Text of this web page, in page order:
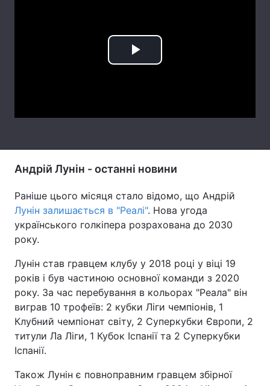
Play
Андрій Лунін - останні новини
Раніше цього місяця стало відомо, що Андрій
Лунін залишається в "Реалі". Нова угода
українського голкіпера розрахована до 2030
року.
Лунін став гравцем клубу у 2018 році у віці 19
років і був частиною основної команди з 2020
року. За час перебування в кольорах "Реала" він
виграв 10 трофеїв: 2 кубки Ліги чемпіонів, 1
Клубний чемпіонат світу, 2 Суперкубки Європи, 2
титули Ла Ліги, 1 Кубок Іспанії та 2 Суперкубки
Іспанії.
Також Лунін є повноправним гравцем збірної